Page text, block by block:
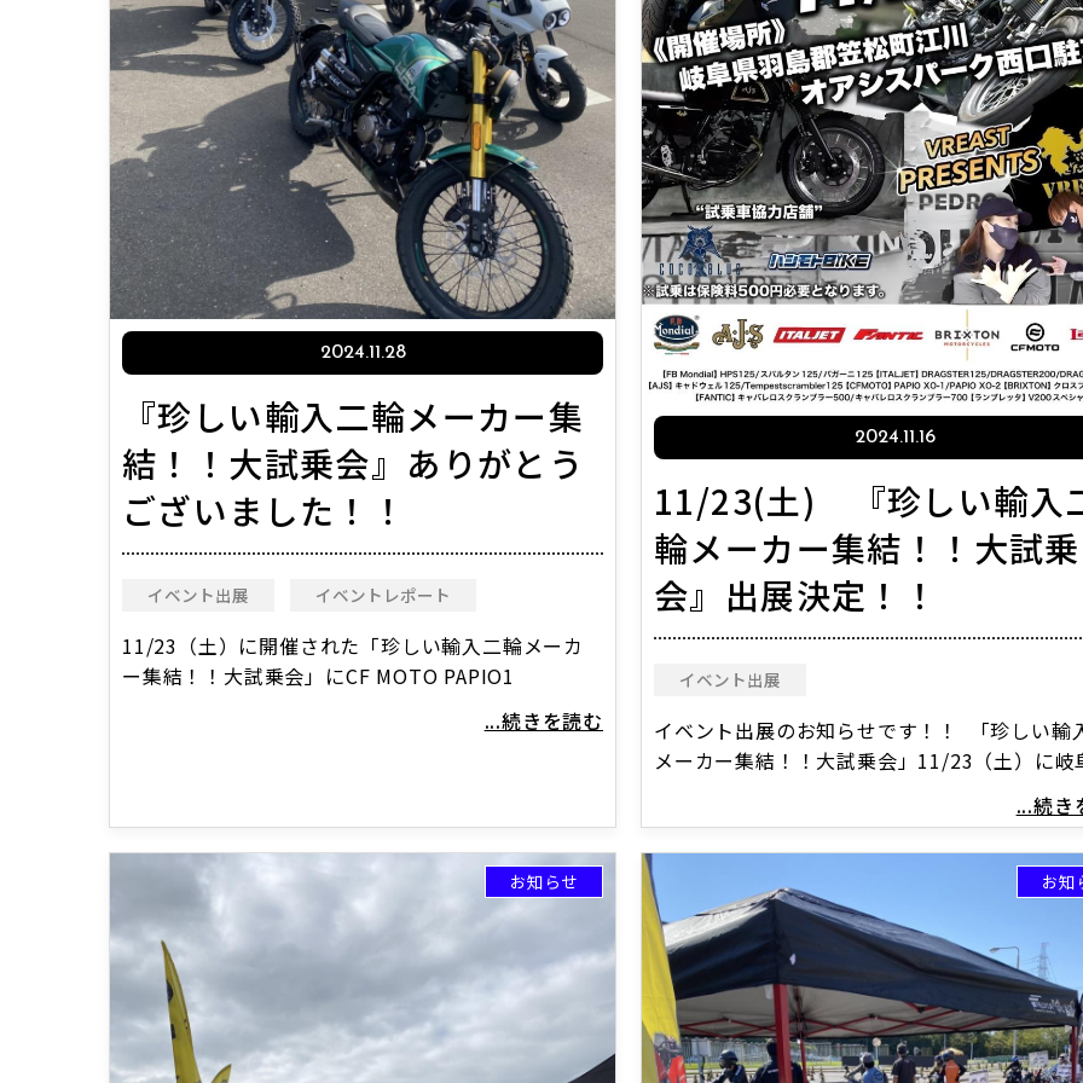
2024.11.28
『珍しい輸入二輪メーカー集
結！！大試乗会』ありがとう
ございました！！
イベント出展 イベントレポート
11/23（土）に開催された「珍しい輸入二輪メーカ
ー集結！！大試乗会」にCF MOTO PAPIO1
...続きを読む
2024.11.16
11/23(土) 『珍しい輸入
輪メーカー集結！！大試乗
会』出展決定！！
イベント出展
イベント出展のお知らせです！！ 「珍しい輸
メーカー集結！！大試乗会」11/23（土）に岐
...続き
お知らせ お知